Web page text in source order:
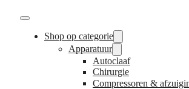
Shop op categorie
Apparatuur
Autoclaaf
Chirurgie
Compressoren &